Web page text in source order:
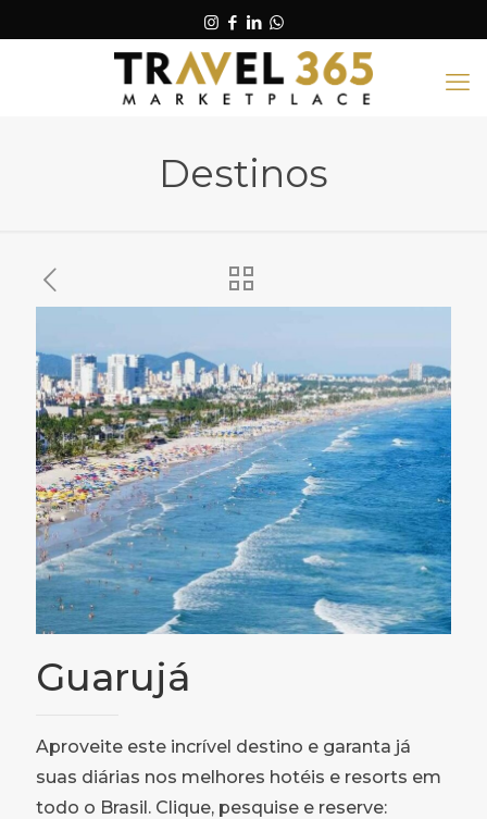
Destinos
Guarujá
Aproveite este incrível destino e garanta já
suas diárias nos melhores hotéis e resorts em
todo o Brasil. Clique, pesquise e reserve: